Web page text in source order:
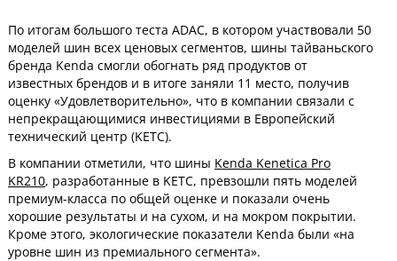
По итогам большого теста ADAC, в котором участвовали 50
моделей шин всех ценовых сегментов, шины тайваньского
бренда Kenda смогли обогнать ряд продуктов от
известных брендов и в итоге заняли 11 место, получив
оценку «Удовлетворительно», что в компании связали с
непрекращающимися инвестициями в Европейский
технический центр (KETC).
В компании отметили, что шины Kenda Kenetica Pro
KR210, разработанные в KETC, превзошли пять моделей
премиум-класса по общей оценке и показали очень
хорошие результаты и на сухом, и на мокром покрытии.
Кроме этого, экологические показатели Kenda были «на
уровне шин из премиального сегмента».